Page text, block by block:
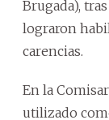
Brugada),
lograron
carencias.
En la
utilizado